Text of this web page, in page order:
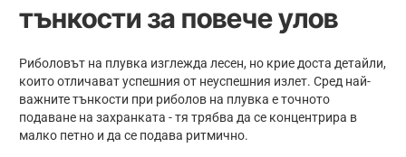
тънкости за повече улов
Риболовът на плувка изглежда лесен, но крие доста детайли,
които отличават успешния от неуспешния излет. Сред най-
важните тънкости при риболов на плувка е точното
подаване на захранката - тя трябва да се концентрира в
малко петно и да се подава ритмично.